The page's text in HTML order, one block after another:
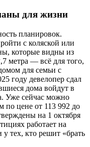
для жизни
планировок.
с коляской или
которые видны из
метра — всё для того,
для семьи с
году девелопер сдал
дома войдут в
Уже сейчас можно
по цене от 113 992 до
на 1 октября
работает на
тех, кто решит «брать